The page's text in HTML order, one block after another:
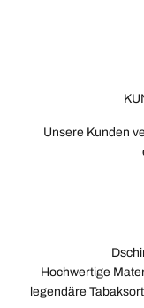
Unsere Kunden
Hochwertige
legendäre